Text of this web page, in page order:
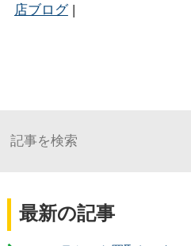
店ブログ|
最新の記事